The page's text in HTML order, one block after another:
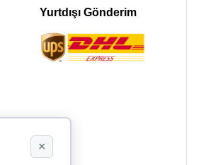
Yurtdışı Gönderim
×